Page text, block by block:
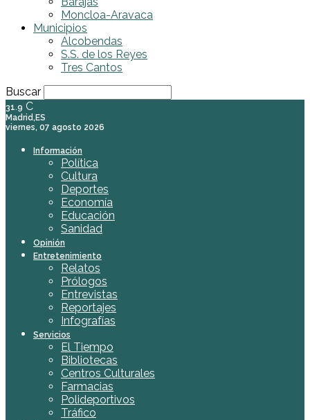
Moncloa-Aravaca
Municipios
Alcobendas
S.S. de los Reyes
Tres Cantos
Buscar
31.9 C
Madrid,ES
viernes, 07 agosto 2026
Información
Política
Cultura
Deportes
Economía
Educación
Sanidad
Opinión
Entretenimiento
Relatos
Prólogos
Entrevistas
Reportajes
Infografías
Servicios
El Tiempo
Bibliotecas
Centros Culturales
Farmacias
Polideportivos
Tráfico